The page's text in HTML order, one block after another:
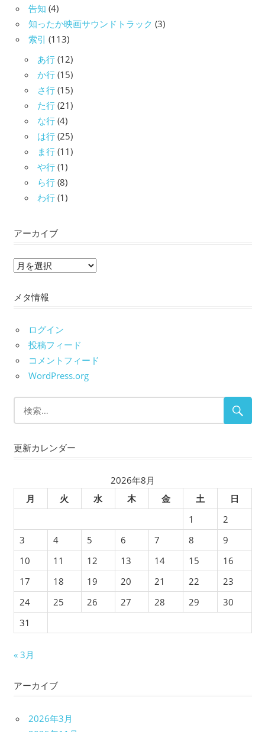
告知 (4)
知ったか映画サウンドトラック (3)
索引 (113)
あ行 (12)
か行 (15)
さ行 (15)
た行 (21)
な行 (4)
は行 (25)
ま行 (11)
や行 (1)
ら行 (8)
わ行 (1)
アーカイブ
ア
カ
ブ
メタ情報
ログイン
投稿フィード
コメントフィード
WordPress.org
更新カレンダー
2026年8月
月
火 水 木 金 土
日
1
2
3
4 5 6 7 8
9
10
11 12 13 14 15
16
17
18 19 20 21 22
23
24
25 26 27 28 29
30
31
« 3月
アーカイブ
2026年3月